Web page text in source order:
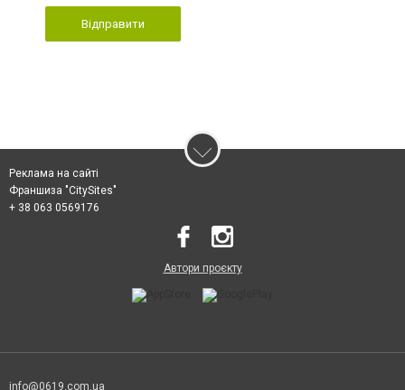
Відправити
Реклама на сайті
Франшиза "CitySites"
+ 38 063 0569176
Автори проєкту
info@0619.com.ua